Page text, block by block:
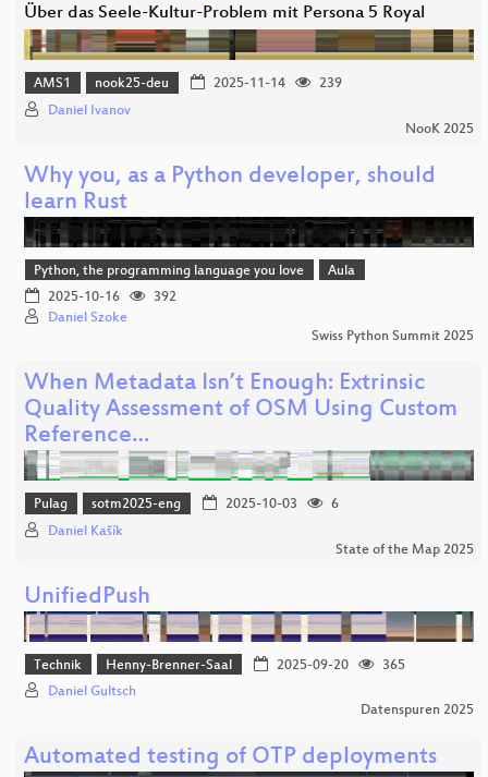
Über das Seele-Kultur-Problem mit Persona 5 Royal
AMS1 nook25-deu 2025-11-14
239
Daniel Ivanov
NooK 2025
Why you, as a Python developer, should
learn Rust
Python, the programming language you love
Aula
2025-10-16
392
Daniel Szoke
Swiss Python Summit 2025
When Metadata Isn’t Enough: Extrinsic
Quality Assessment of OSM Using Custom
Reference…
Pulag sotm2025-eng 2025-10-03
6
Daniel Kašík
State of the Map 2025
UnifiedPush
Technik Henny-Brenner-Saal 2025-09-20
365
Daniel Gultsch
Datenspuren 2025
Automated testing of OTP deployments